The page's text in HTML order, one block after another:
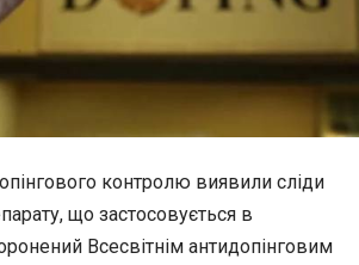
контролю виявили сліди
що застосовується в
Всесвітнім антидопінговим